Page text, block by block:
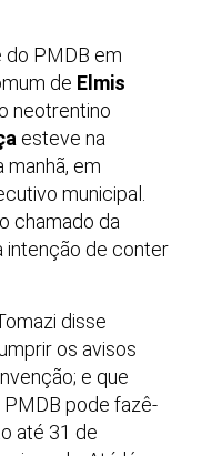
PMDB em
de Elmis
neotrentino
esteve na
manhã, em
municipal.
chamado da
intenção de conter
disse
os avisos
e que
pode fazê-
até 31 de